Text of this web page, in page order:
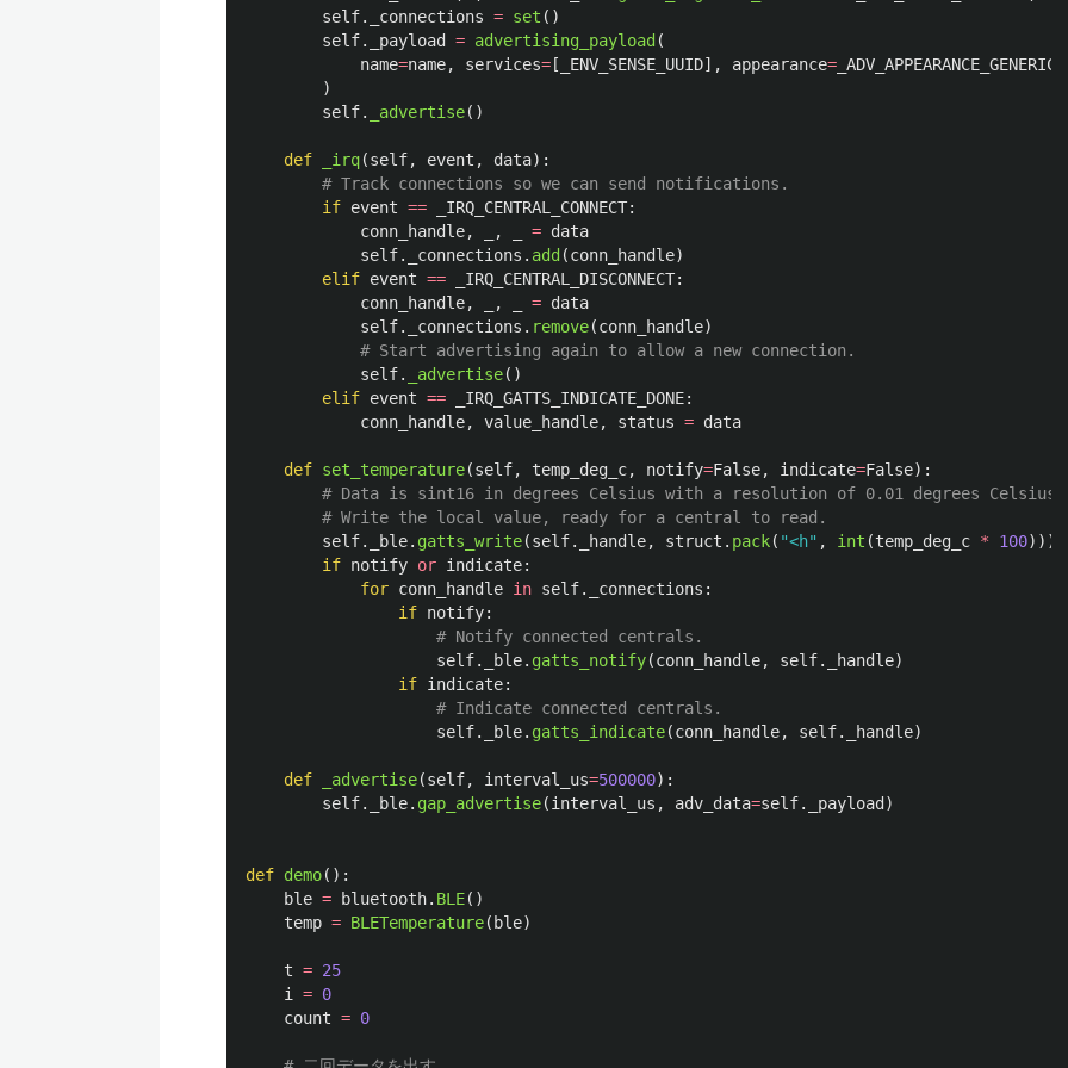
self. _connections = set ()
self. _payload = advertising_payload (
name=name, services= [ _ENV_SENSE_UUID], appearance=
)
self. _advertise()
def _irq(self, event , data):
if event == _IRQ_CENTRAL_CONNECT:
conn_handle, , = data
self. _connections . add (conn_handle)
elif event == _IRQ_CENTRAL_DISCONNECT:
conn_handle, , = data
self. _connections . remove(conn_handle)
self. _advertise()
elif event == _IRQ_GATTS_INDICATE_DONE:
conn_handle, value_handle, status = data
def set_temperature(self, temp_deg_c, notify=False, indicate=False):
self. _ble. gatts_write(self. _handle, struct . pack( "<h" , int (temp_deg_c * 100)))
if notify or indicate:
for conn_handle in self. _connections :
if notify:
self. _ble. gatts_notify(conn_handle, self. _handle)
if indicate:
self. _ble. gatts_indicate(conn_handle, self. _handle)
def _advertise(self, interval_us=500000):
self. _ble. gap_advertise(interval_us , adv_data=self. _payload )
def demo():
ble = bluetooth. BLE()
temp = BLETemperature( ble)
t = 25
i
= 0
count = 0